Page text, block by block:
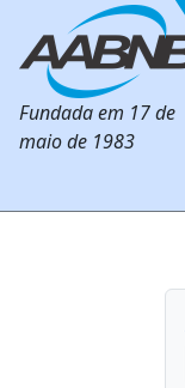
Fundada em 17 de
maio de 1983